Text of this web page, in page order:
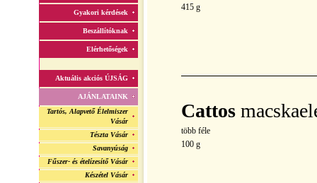
Gyakori kérdések
Beszállítóknak
Elérhetőségek
Aktuális akciós ÚJSÁG
AJÁNLATAINK
Tartós, Alapvető Élelmiszer
Vásár
Tészta Vásár
Savanyúság
Fűszer- és ételízesítő Vásár
Készétel Vásár
415 g
Cattos
több féle
100 g